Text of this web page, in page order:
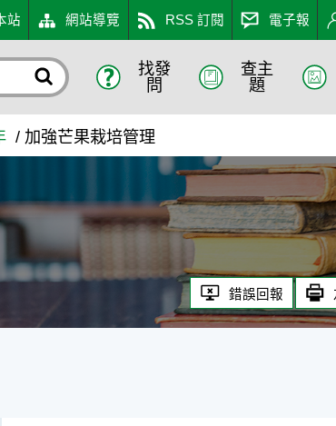
站 網站導覽 RSS 訂閱 電子報
找發
問
查主
題
加強芒果栽培管理
錯誤回報